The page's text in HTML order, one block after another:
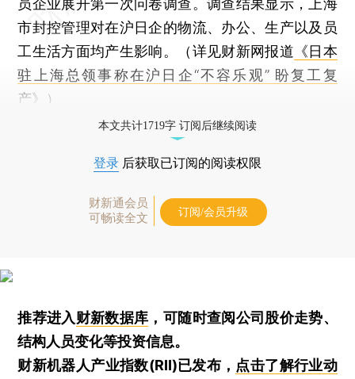
员企业展开第一次问卷调查。调查结果显示，上海
市封控管理对在沪日企的物流、办公、生产以及员
工生活方面均产生影响。（详见财新网报道 《日本
驻上海总领事称在沪日企“不容乐观” 盼复工复
产》
）
本文共计1719字 订阅后继续阅读
登录 后获取已订阅的阅读权限
财新通会员
可畅读全文
订阅/会员升级
推荐进入财新数据库 ，可随时查阅公司股价走势、
结构人员变化等投资信息。
财新机器人产业指数(RII)已发布， 点击了解行业动